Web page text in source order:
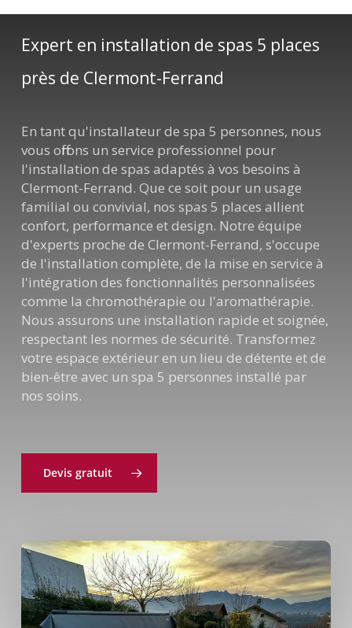
Expert en installation de spas 5 places
près de Clermont-Ferrand
En tant qu'installateur de spa 5 personnes, nous
vous offrons un service professionnel pour
l'installation de spas adaptés à vos besoins à
Clermont-Ferrand. Que ce soit pour un usage
familial ou convivial, nos spas 5 places allient
confort, performance et design. Notre équipe
d'experts proche de Clermont-Ferrand, s'occupe
de l'installation complète, de la mise en service à
l'intégration des fonctionnalités personnalisées
comme la chromothérapie ou l'aromathérapie.
Nous assurons une installation rapide et soignée,
respectant les normes de sécurité. Transformez
votre espace extérieur en un lieu de détente et de
bien-être avec un spa 5 personnes installé par
nos soins.
Devis gratuit